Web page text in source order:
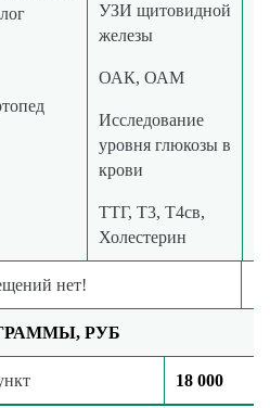
УЗИ щитовидной
железы
ОАК, ОАМ
Исследование
уровня глюкозы в
крови
ТТГ, Т3, Т4св,
Холестерин
нет!
РУБ
18 000